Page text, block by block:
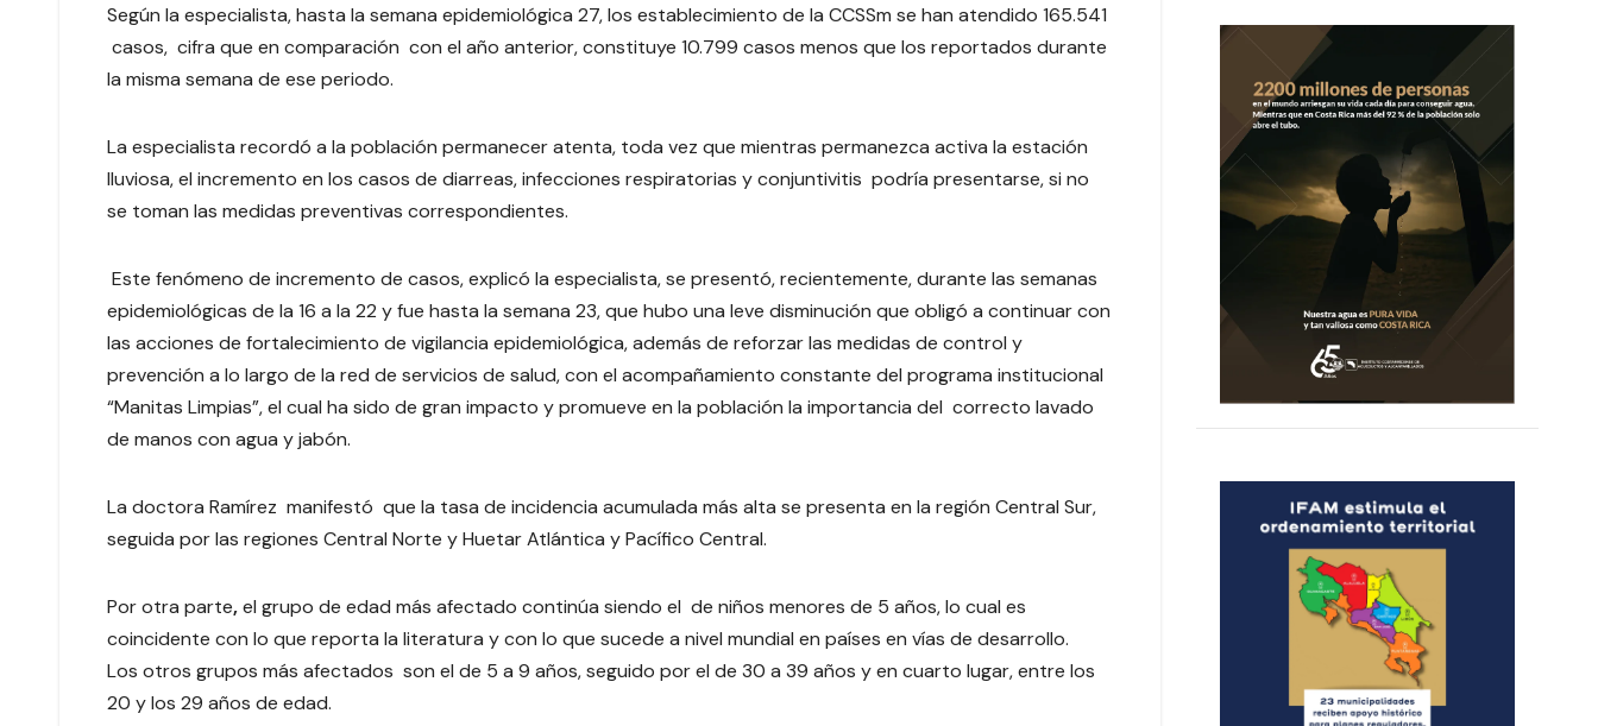
Según la especialista, hasta la semana epidemiológica 27, los establecimiento de la CCSSm se han atendido 165.541
casos, cifra que en comparación con el año anterior, constituye 10.799 casos menos que los reportados durante
la misma semana de ese periodo.
La especialista recordó a la población permanecer atenta, toda vez que mientras permanezca activa la estación
lluviosa, el incremento en los casos de diarreas, infecciones respiratorias y conjuntivitis podría presentarse, si no
se toman las medidas preventivas correspondientes.
Este fenómeno de incremento de casos, explicó la especialista, se presentó, recientemente, durante las semanas
epidemiológicas de la 16 a la 22 y fue hasta la semana 23, que hubo una leve disminución que obligó a continuar con
las acciones de fortalecimiento de vigilancia epidemiológica, además de reforzar las medidas de control y
prevención a lo largo de la red de servicios de salud, con el acompañamiento constante del programa institucional
“Manitas Limpias”, el cual ha sido de gran impacto y promueve en la población la importancia del correcto lavado
de manos con agua y jabón.
La doctora Ramírez manifestó que la tasa de incidencia acumulada más alta se presenta en la región Central Sur,
seguida por las regiones Central Norte y Huetar Atlántica y Pacífico Central.
Por otra parte,el grupo de edad más afectado continúa siendo el de niños menores de 5 años, lo cual es
coincidente con lo que reporta la literatura y con lo que sucede a nivel mundial en países en vías de desarrollo.
Los otros grupos más afectados son el de 5 a 9 años, seguido por el de 30 a 39 años y en cuarto lugar, entre los
20 y los 29 años de edad.